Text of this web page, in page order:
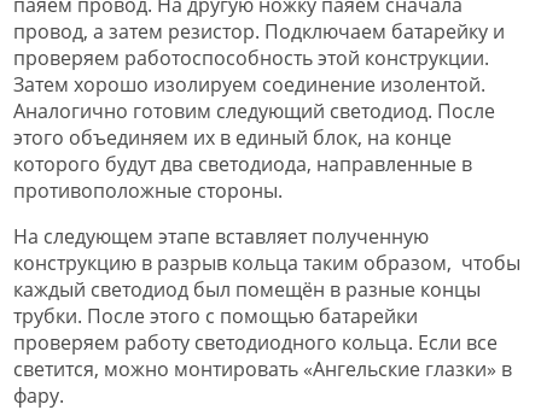
провод, а затем резистор. Подключаем батарейку и
проверяем работоспособность этой конструкции.
Затем хорошо изолируем соединение изолентой.
Аналогично готовим следующий светодиод. После
этого объединяем их в единый блок, на конце
которого будут два светодиода, направленные в
противоположные стороны.
На следующем этапе вставляет полученную
конструкцию в разрыв кольца таким образом, чтобы
каждый светодиод был помещён в разные концы
трубки. После этого с помощью батарейки
проверяем работу светодиодного кольца. Если все
светится, можно монтировать «Ангельские глазки» в
фару.